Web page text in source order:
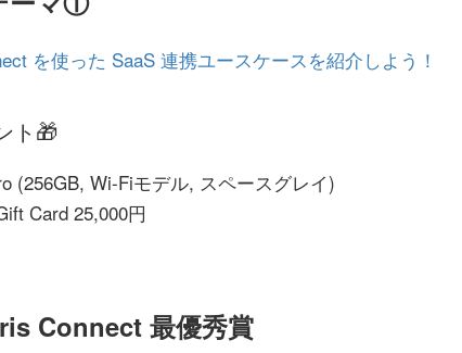
を使った SaaS 連携ユースケースを紹介しよう！
ト🎁
(256GB, Wi-Fiモデル, スペースグレイ)
Card 25,000円
Connect 最優秀賞